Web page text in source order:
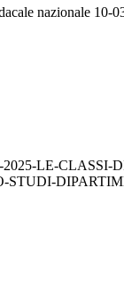
nazionale 10-
LE-CLASSI-
STUDI-